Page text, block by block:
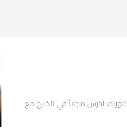
ادرس مجاناً في الخارج مع